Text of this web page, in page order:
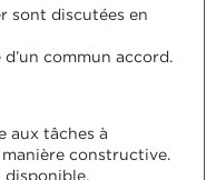
sont discutées en
commun accord.
aux tâches à
constructive.
disponible.